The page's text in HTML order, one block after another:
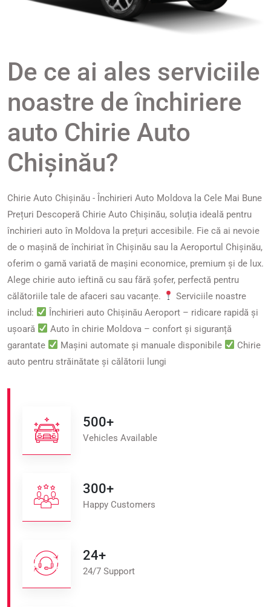
De ce ai ales serviciile
noastre de închiriere
auto Chirie Auto
Chișinău?
Chirie Auto Chișinău - Închirieri Auto Moldova la Cele Mai Bune
Prețuri Descoperă Chirie Auto Chișinău, soluția ideală pentru
închirieri auto în Moldova la prețuri accesibile. Fie că ai nevoie
de o mașină de închiriat în Chișinău sau la Aeroportul Chișinău,
oferim o gamă variată de mașini economice, premium și de lux.
Alege chirie auto ieftină cu sau fără șofer, perfectă pentru
călătoriile tale de afaceri sau vacanțe.
Serviciile noastre
includ:
Închirieri auto Chișinău Aeroport – ridicare rapidă și
ușoară
Auto în chirie Moldova – confort și siguranță
garantate
Mașini automate și manuale disponibile
Chirie
auto pentru străinătate și călătorii lungi
500+
Vehicles Available
300+
Happy Customers
24+
24/7 Support